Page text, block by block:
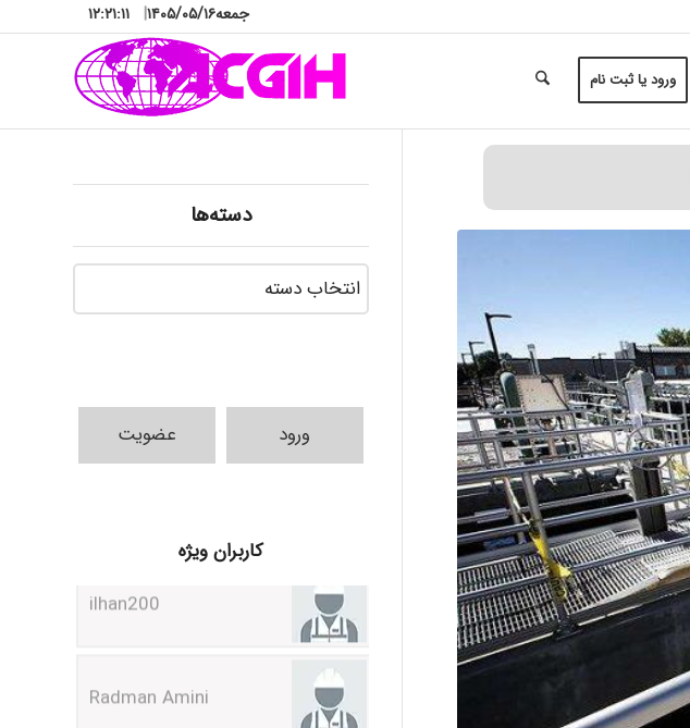
جمعه۱۴۰۵/۰۵/۱۶| ۱۲:۲۱:۱۲
ورود یا ثبت نام
دسته‌ها
دسته‌ها
ورود عضویت
کاربران ویژه
Radman Amini
Mohammad